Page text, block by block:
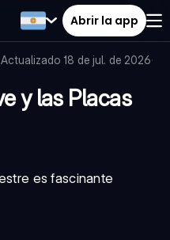
Abrir la app
Actualizado 18 de jul. de 2026·
y las Placas
es fascinante